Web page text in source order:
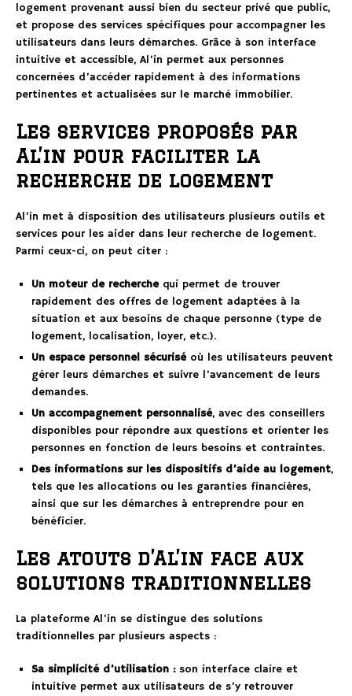
logement provenant aussi bien du secteur privé que public,
et propose des services spécifiques pour accompagner les
utilisateurs dans leurs démarches. Grâce à son interface
intuitive et accessible, Al’in permet aux personnes
concernées d’accéder rapidement à des informations
pertinentes et actualisées sur le marché immobilier.
Les services proposés par
Al’in pour faciliter la
recherche de logement
Al’in met à disposition des utilisateurs plusieurs outils et
services pour les aider dans leur recherche de logement.
Parmi ceux-ci, on peut citer :
Un moteur de recherchequi permet de trouver
rapidement des offres de logement adaptées à la
situation et aux besoins de chaque personne (type de
logement, localisation, loyer, etc.).
Un espace personnel sécuriséoù les utilisateurs peuvent
gérer leurs démarches et suivre l’avancement de leurs
demandes.
Un accompagnement personnalisé, avec des conseillers
disponibles pour répondre aux questions et orienter les
personnes en fonction de leurs besoins et contraintes.
Des informations sur les dispositifs d’aide au logement,
tels que les allocations ou les garanties financières,
ainsi que sur les démarches à entreprendre pour en
bénéficier.
Les atouts d’Al’in face aux
solutions traditionnelles
La plateforme Al’in se distingue des solutions
traditionnelles par plusieurs aspects :
Sa simplicité d’utilisation :son interface claire et
intuitive permet aux utilisateurs de s’y retrouver